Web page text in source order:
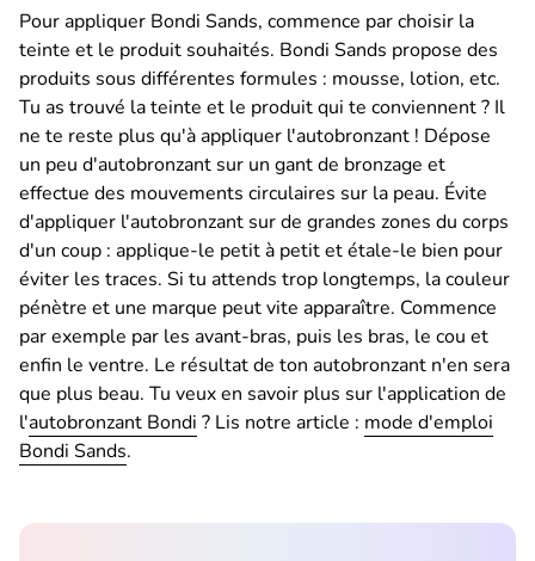
Pour appliquer Bondi Sands, commence par choisir la
teinte et le produit souhaités. Bondi Sands propose des
produits sous différentes formules : mousse, lotion, etc.
Tu as trouvé la teinte et le produit qui te conviennent ? Il
ne te reste plus qu'à appliquer l'autobronzant ! Dépose
un peu d'autobronzant sur un gant de bronzage et
effectue des mouvements circulaires sur la peau. Évite
d'appliquer l'autobronzant sur de grandes zones du corps
d'un coup : applique-le petit à petit et étale-le bien pour
éviter les traces. Si tu attends trop longtemps, la couleur
pénètre et une marque peut vite apparaître. Commence
par exemple par les avant-bras, puis les bras, le cou et
enfin le ventre. Le résultat de ton autobronzant n'en sera
que plus beau. Tu veux en savoir plus sur l'application de
l'autobronzant Bondi ? Lis notre article : mode d'emploi
Bondi Sands.